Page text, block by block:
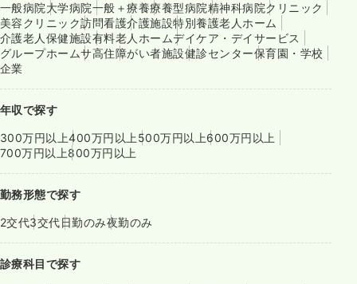
一般病院大学病院一般＋療養療養型病院精神科病院クリニック
美容クリニック訪問看護介護施設特別養護老人ホーム
介護老人保健施設有料老人ホームデイケア・デイサービス
グループホームサ高住障がい者施設健診センター保育園・学校
企業
年収で探す
300万円以上400万円以上 500万円以上600万円以上
700万円以上800万円以上
勤務形態で探す
2交代3交代日勤のみ夜勤のみ
診療科目で探す